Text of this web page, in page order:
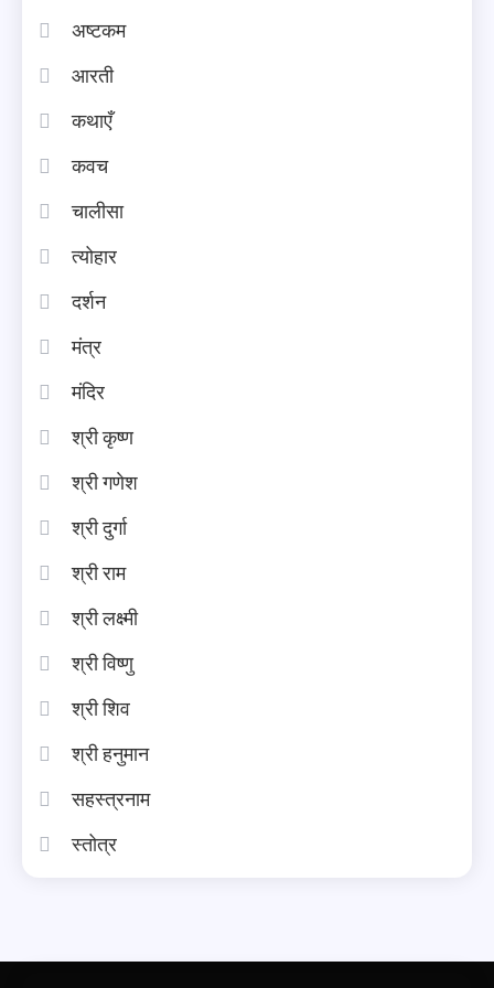
अष्टकम
आरती
कथाएँ
कवच
चालीसा
त्योहार
दर्शन
मंत्र
मंदिर
श्री कृष्ण
श्री गणेश
श्री दुर्गा
श्री राम
श्री लक्ष्मी
श्री विष्णु
श्री शिव
श्री हनुमान
सहस्त्रनाम
स्तोत्र